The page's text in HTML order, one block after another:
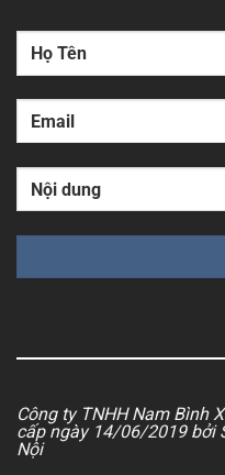
Công ty TNHH Nam Bình
cấp ngày 14/06/2019 bởi
Nội